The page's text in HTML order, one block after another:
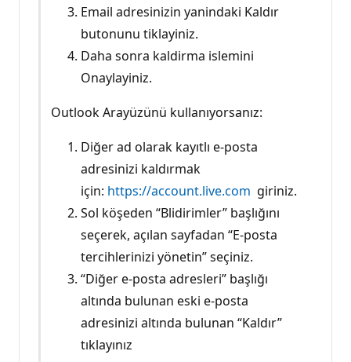
Email adresinizin yanindaki Kaldır
butonunu tiklayiniz.
Daha sonra kaldirma islemini
Onaylayiniz.
Outlook Arayüzünü kullanıyorsanız:
Diğer ad olarak kayıtlı e-posta
adresinizi kaldırmak
için: https://account.live.com giriniz.
Sol köşeden “Blidirimler” başlığını
seçerek, açılan sayfadan “E-posta
tercihlerinizi yönetin” seçiniz.
“Diğer e-posta adresleri” başlığı
altında bulunan eski e-posta
adresinizi altında bulunan “Kaldır”
tıklayınız